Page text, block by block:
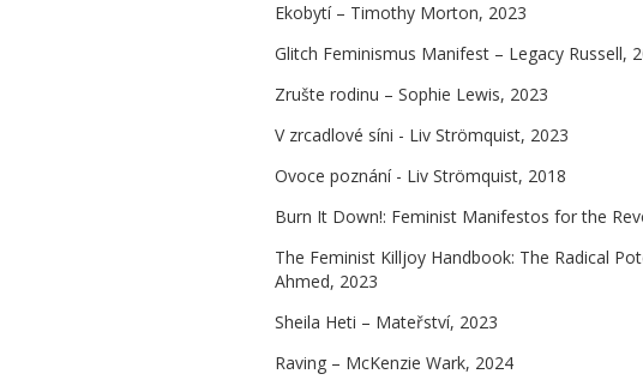
Ekobytí – Timothy Morton, 2023
Glitch Feminismus Manifest – Legacy Russell,
Zrušte rodinu – Sophie Lewis, 2023
V zrcadlové síni - Liv Strömquist, 2023
Ovoce poznání - Liv Strömquist, 2018
Burn It Down!: Feminist Manifestos for the
The Feminist Killjoy Handbook: The Radical
Ahmed, 2023
Sheila Heti – Mateřství, 2023
Raving – McKenzie Wark, 2024